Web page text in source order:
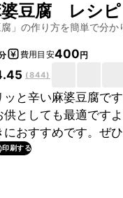
豆腐 レシピ
」の作り方を簡単で分
費用目安400円
(844)
と辛い麻婆豆腐で
としても最適です
おすすめです。ぜ
印刷する